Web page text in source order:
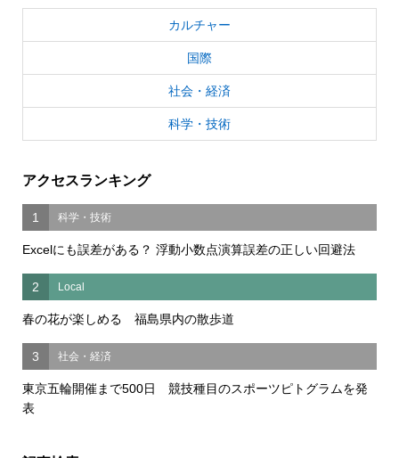
カルチャー
国際
社会・経済
科学・技術
アクセスランキング
1 科学・技術
Excelにも誤差がある？ 浮動小数点演算誤差の正しい回避法
2 Local
春の花が楽しめる 福島県内の散歩道
3 社会・経済
東京五輪開催まで500日 競技種目のスポーツピトグラムを発
表